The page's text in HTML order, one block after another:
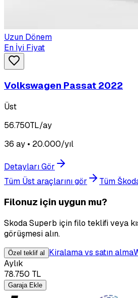
Uzun Dönem
En İyi Fiyat
Volkswagen Passat 2022
Üst
56.750TL/ay
36 ay • 20.000/yıl
Detayları Gör
Tüm Üst araçlarını gör
Tüm
Filonuz için uygun mu?
Skoda Superb için filo teklifi veya
görüşmesi alın.
Özel teklif al Kiralama vs satın alma
Aylık
78.750 TL
Garaja Ekle